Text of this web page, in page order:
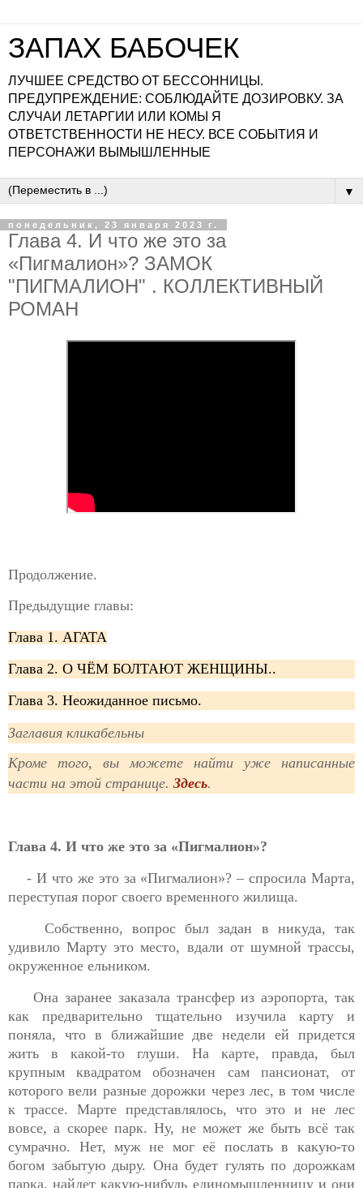
ЗАПАХ БАБОЧЕК
ЛУЧШЕЕ СРЕДСТВО ОТ БЕССОННИЦЫ.
ПРЕДУПРЕЖДЕНИЕ: СОБЛЮДАЙТЕ ДОЗИРОВКУ. ЗА
СЛУЧАИ ЛЕТАРГИИ ИЛИ КОМЫ Я
ОТВЕТСТВЕННОСТИ НЕ НЕСУ. ВСЕ СОБЫТИЯ И
ПЕРСОНАЖИ ВЫМЫШЛЕННЫЕ
▼
понедельник, 23 января 2023 г.
Глава 4. И что же это за
«Пигмалион»? ЗАМОК
"ПИГМАЛИОН" . КОЛЛЕКТИВНЫЙ
РОМАН
Продолжение.
Предыдущие главы:
Глава 1. АГАТА
Глава 2. О ЧЁМ БОЛТАЮТ ЖЕНЩИНЫ..
Глава 3. Неожиданное письмо.
Заглавия кликабельны
Кроме того, вы можете найти уже написанные
части на этой странице. Здесь.
Глава 4. И что же это за «Пигмалион»?
- И что же это за «Пигмалион»? – спросила Марта,
переступая порог своего временного жилища.
Собственно, вопрос был задан в никуда, так
удивило Марту это место, вдали от шумной трассы,
окруженное ельником.
Она заранее заказала трансфер из аэропорта, так
как предварительно тщательно изучила карту и
поняла, что в ближайшие две недели ей придется
жить в какой-то глуши. На карте, правда, был
крупным квадратом обозначен сам пансионат, от
которого вели разные дорожки через лес, в том числе
к трассе. Марте представлялось, что это и не лес
вовсе, а скорее парк. Ну, не может же быть всё так
сумрачно. Нет, муж не мог её послать в какую-то
богом забытую дыру. Она будет гулять по дорожкам
парка, найдет какую-нибудь единомышленницу и они